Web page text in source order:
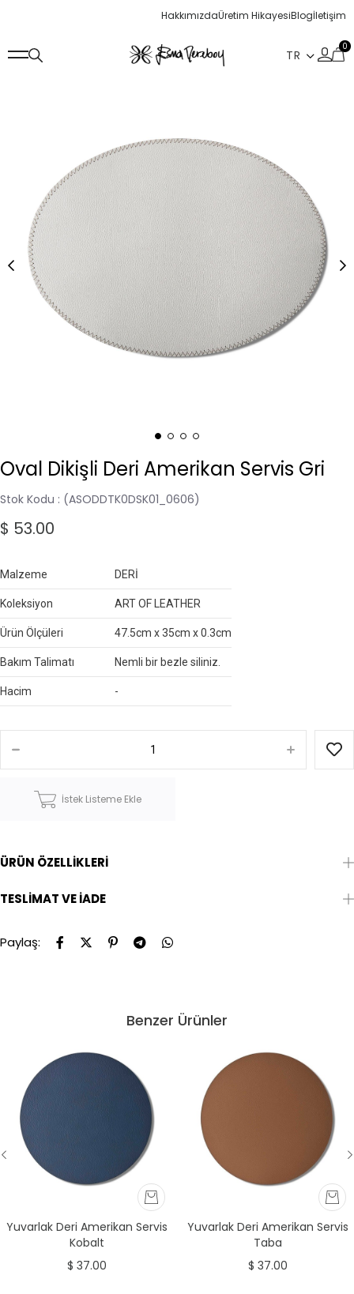
HakkımızdaÜretim HikayesiBlogİletişim
0
Oval Dikişli Deri Amerikan Servis Gri
Stok Kodu (ASODDTK0DSK01_0606)
$ 53.00
Malzeme DERİ
Koleksiyon ART OF LEATHER
Ürün Ölçüleri 47.5cm x 35cm x 0.3cm
Bakım Talimatı Nemli bir bezle siliniz.
Hacim -
İstek Listeme Ekle
ÜRÜN ÖZELLIKLERI
TESLIMAT VE İADE
Paylaş:
Benzer Ürünler
Yuvarlak Deri Amerikan Servis
Kobalt
$ 37.00
Yuvarlak Deri Amerikan Servis
Taba
$ 37.00